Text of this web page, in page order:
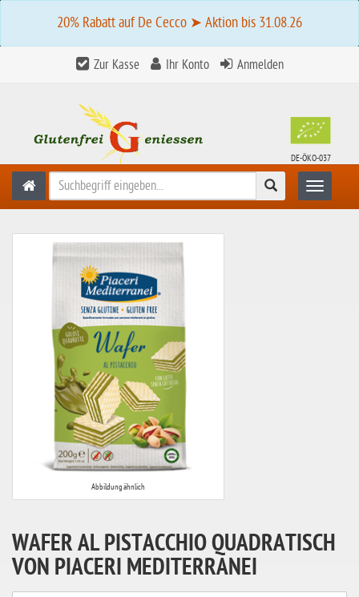
20% Rabatt auf De Cecco ➤ Aktion bis 31.08.26
Zur Kasse Ihr Konto Anmelden
DE-ÖKO-037
Suchen Toggle
Abbildung ähnlich
WAFER AL PISTACCHIO QUADRATISCH
VON PIACERI MEDITERRANEI